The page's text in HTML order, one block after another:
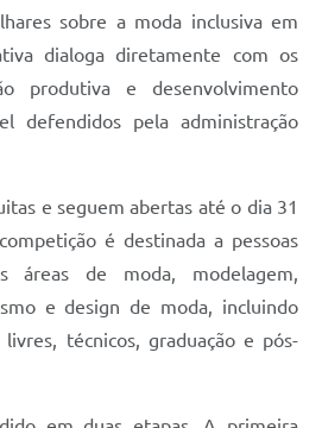
sobre a moda inclusiva em
dialoga diretamente com os
produtiva e desenvolvimento
defendidos pela administração
e seguem abertas até o dia 31
é destinada a pessoas
áreas de moda, modelagem,
e design de moda, incluindo
técnicos, graduação e pós-